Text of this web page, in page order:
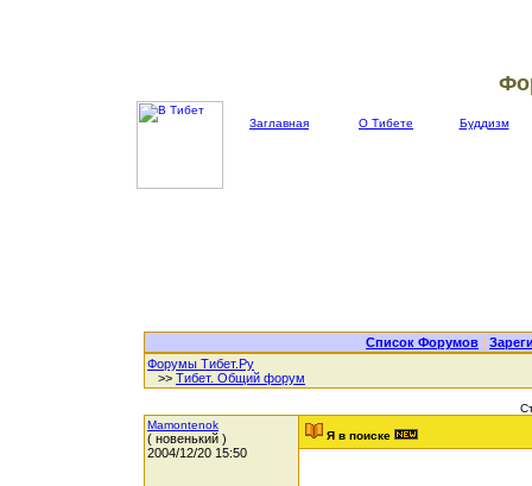
Заглавная О Тибете Буддизм
Список Форумов |
Форумы Тибет.Ру
>> Тибет. Общий форум
Mamontenok
( новенький )
2004/12/20 15:50
Я в поиске